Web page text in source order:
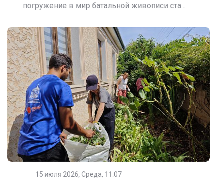
погружение в мир батальной живописи ста...
15 июля 2026, Среда, 11:07